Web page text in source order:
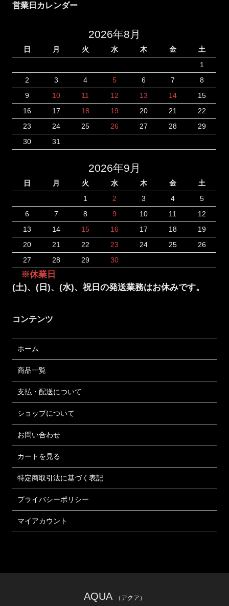
営業日カレンダー
2026年8月
日 月 火 水 木 金
土
1
2
3 4 5 6 7
8
9
10 11 12 13 14
15
16
17 18 19 20 21
22
23
24 25 26 27 28
29
30
31
2026年9月
日 月 火 水 木 金
土
1
2 3 4
5
6
7 8 9 10 11
12
13
14 15 16 17 18
19
20
21 22 23 24 25
26
27
28 29 30
※休業日
(土)、(日)、(水)、祝日の発送業務はお休みです。
コンテンツ
ホーム
商品一覧
支払・配送について
ショップについて
お問い合わせ
カートを見る
特定商取引法に基づく表記
プライバシーポリシー
マイアカウント
AQUA （アクア）